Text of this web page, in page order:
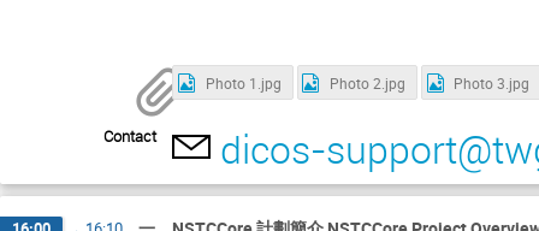
Photo 1.jpg Photo 2.jpg Photo 3.jpg
Contact dicos-